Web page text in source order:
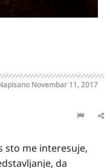
Novembar 11, 2017
sto me interesuje,
da